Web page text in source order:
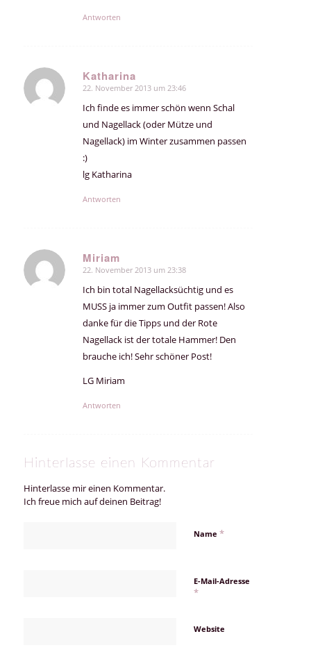
Antworten
Katharina
sagte:
22. November 2013 um 23:46
Ich finde es immer schön wenn Schal
und Nagellack (oder Mütze und
Nagellack) im Winter zusammen passen
:)
lg Katharina
Antworten
Miriam
sagte:
22. November 2013 um 23:38
Ich bin total Nagellacksüchtig und es
MUSS ja immer zum Outfit passen! Also
danke für die Tipps und der Rote
Nagellack ist der totale Hammer! Den
brauche ich! Sehr schöner Post!
LG Miriam
Antworten
Hinterlasse einen Kommentar
Hinterlasse mir einen Kommentar.
Ich freue mich auf deinen Beitrag!
Name *
E-Mail-Adresse
*
Website